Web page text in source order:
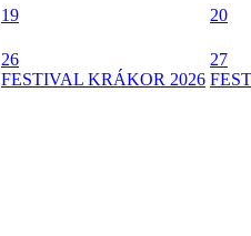
19 20
26
FESTIVAL KRÁKOR 2026
27